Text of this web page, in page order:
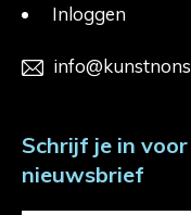
Inloggen
Schrijf je in
nieuwsbrief